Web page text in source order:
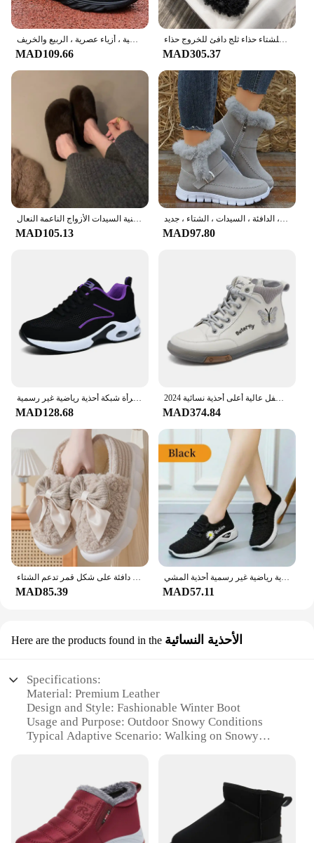
أحذية ركض للرجال خفيفة الوزن جيدة التهوية ، أحذية رياضية غير رسمية ، أزياء عصرية ، الربيع والخريف
MAD109.66
حذاء نسائي من القطن المحشو للشتاء حذاء ثلج دافئ للخروج حذاء Lefu بدون كعب حذاء من جلد الخراف بتصميم فراشة كبير 41
MAD305.37
النساء شتاء دافئ المنزل النعال الرجال داخلي خارج رشاقته الشرائح أفخم عالية الكعب الفراء أحذية قطنية السيدات الأزواج الناعمة النعال
MAD105.13
قصيرة أفخم جلد الغزال الكاحل أحذية للنساء ، تشيلسي الفراء ، الثلوج الأحذية ، أحذية غير رسمية ، المصارع الشقق ، الدافئة ، السيدات ، الشتاء ، جديد
MAD97.80
النساء حذاء كاجوال شبكة تنفس أحذية مفلكنة امرأة الخريف موضة أحذية رياضية مريحة المرأة شبكة أحذية رياضية غير رسمية
MAD128.68
2024 موضة النساء الأحذية جلد طبيعي الأبيض حذاء من الجلد الإناث أحذية رياضية كاجوال حجم كبير لينة أسفل عالية أعلى أحذية نسائية
MAD374.84
شباشب قطنية بفيونكة أحذية قطنية جديدة للنساء للمنزل والخريف والشتاء ممسحة قطنية دافئة على شكل قمر تدعم الشتاء
MAD85.39
أحذية نسائية خريف نمط جديد صحيح يطير النسيج القديم بكين القماش أحذية ليتل ديزي المرأة أحذية رياضية غير رسمية أحذية المشي
MAD57.11
Here are the products found in the الأحذية النسائية
Specifications:
Material: Premium Leather
Design and Style: Fashionable Winter Boot
Usage and Purpose: Outdoor Snowy Conditions
Typical Adaptive Scenario: Walking on Snowy
Performance and Property: Water-Resistant and
Insulated
Features: